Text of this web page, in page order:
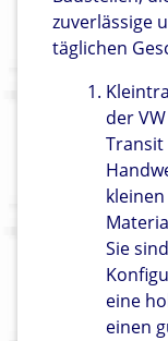
zuverlässige
täglichen
der
Transit
Sie
eine
einen